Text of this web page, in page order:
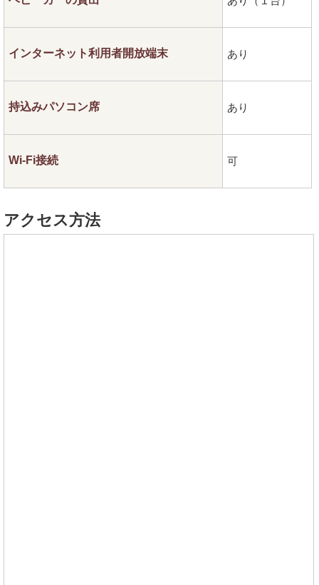
インターネット利用者開放端末 あり
持込みパソコン席 あり
Wi-Fi接続 可
アクセス方法